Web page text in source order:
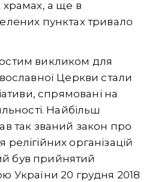
храмах, а ще в
пунктах тривало
викликом для
Церкви стали
спрямовані на
Найбільш
так званий закон про
організацій
був прийнятий
України 20 грудня 2018